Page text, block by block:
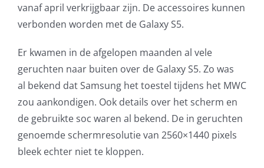
vanaf april verkrijgbaar zijn. De accessoires kunnen
verbonden worden met de Galaxy S5.
Er kwamen in de afgelopen maanden al vele
geruchten naar buiten over de Galaxy S5. Zo was
al bekend dat Samsung het toestel tijdens het MWC
zou aankondigen. Ook details over het scherm en
de gebruikte soc waren al bekend. De in geruchten
genoemde schermresolutie van 2560×1440 pixels
bleek echter niet te kloppen.